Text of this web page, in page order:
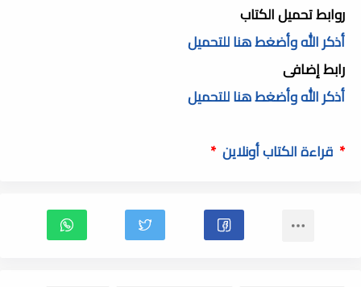
روابط تحميل الكتاب
أذكر الله وأضغط هنا للتحميل
رابط إضافى
أذكر الله وأضغط هنا للتحميل
* قراءة الكتاب أونلاين *